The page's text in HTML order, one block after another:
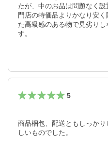
たが、中のお品は問題なく
門店の特価品よりかなり安
た高級感のある物で見劣り
す。
5
商品梱包、配送ともしっか
しいものでした。